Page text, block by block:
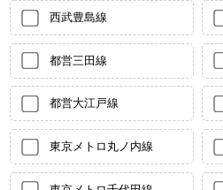
西武豊島線
都営三田線
都営大江戸線
東京メトロ丸ノ内線